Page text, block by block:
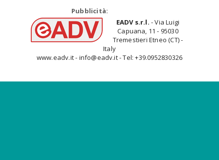
Pubblicità:
EADV s.r.l. - Via Luigi
Capuana, 11 - 95030
Tremestieri Etneo (CT) -
Italy
www.eadv.it - info@eadv.it - Tel: +39.0952830326